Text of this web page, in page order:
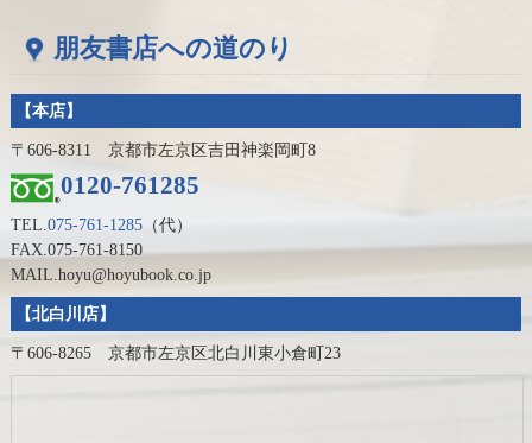
朋友書店への道のり
【本店】
〒606-8311 京都市左京区吉田神楽岡町8
0120-761285
TEL.075-761-1285（代）
FAX.075-761-8150
MAIL.hoyu@hoyubook.co.jp
【北白川店】
〒606-8265 京都市左京区北白川東小倉町23